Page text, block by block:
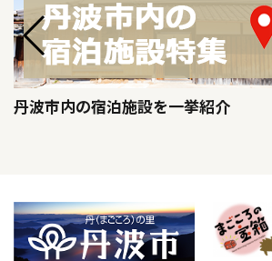
丹波市内の宿泊施設を一挙紹介